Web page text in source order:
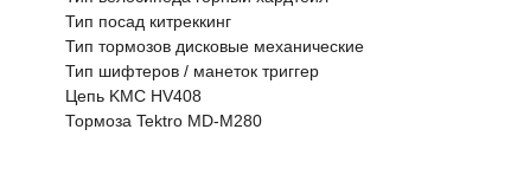
Тип посад китреккинг
Тип тормозов дисковые механические
Тип шифтеров / манеток триггер
Цепь KMC HV408
Тормоза Tektro MD-M280